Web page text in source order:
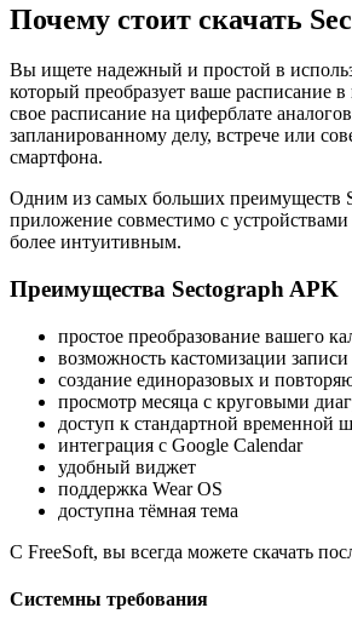
Почему стоит скачать
Вы ищете надежный и простой в
который преобразует ваше расписание
свое расписание на циферблате
запланированному делу, встрече или
смартфона.
Одним из самых больших преимуществ
приложение совместимо с
более интуитивным.
Преимущества Sectograph APK
простое преобразование вашего
возможность кастомизации
создание единоразовых и
просмотр месяца с круговыми
доступ к стандартной временной
интеграция с Google Calendar
удобный виджет
поддержка Wear OS
доступна тёмная тема
С FreeSoft, вы всегда можете скачать
Системны требования